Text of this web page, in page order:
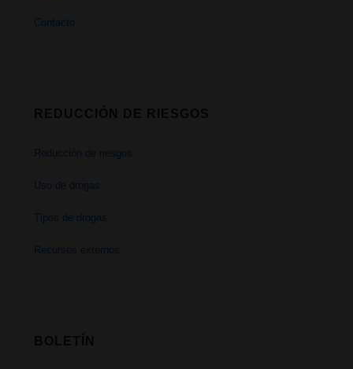
Contacto
Reducción de riesgos
Uso de drogas
Tipos de drogas
Recursos externos